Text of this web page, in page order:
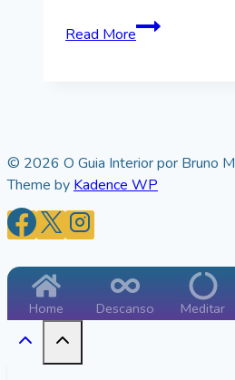
Read More
5-
Arcanjo
de
Leão
© 2026 O Guia Interior por Bruno
Theme byKadence WP
Home Descanso Meditar